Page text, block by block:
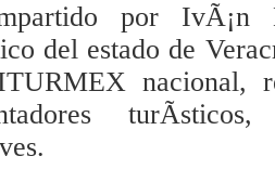
por IvÃ¡n
del estado de
nacional,